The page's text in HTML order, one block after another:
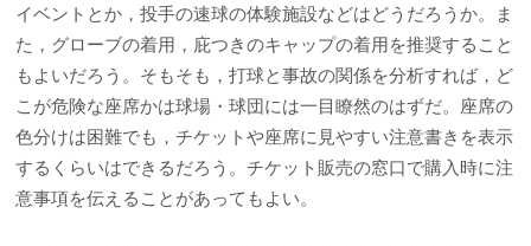
イベントとか，投手の速球の体験施設などはどうだろうか。ま
た，グローブの着用，庇つきのキャップの着用を推奨すること
もよいだろう。そもそも，打球と事故の関係を分析すれば，ど
こが危険な座席かは球場・球団には一目瞭然のはずだ。座席の
色分けは困難でも，チケットや座席に見やすい注意書きを表示
するくらいはできるだろう。チケット販売の窓口で購入時に注
意事項を伝えることがあってもよい。